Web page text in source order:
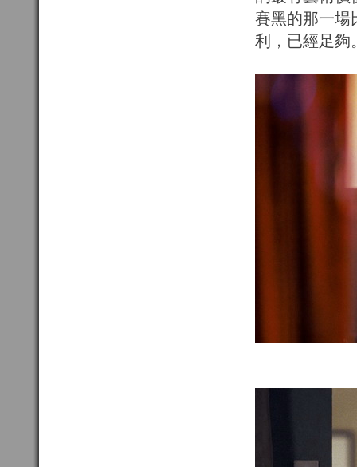
賽黑的那一場
利，已經足夠